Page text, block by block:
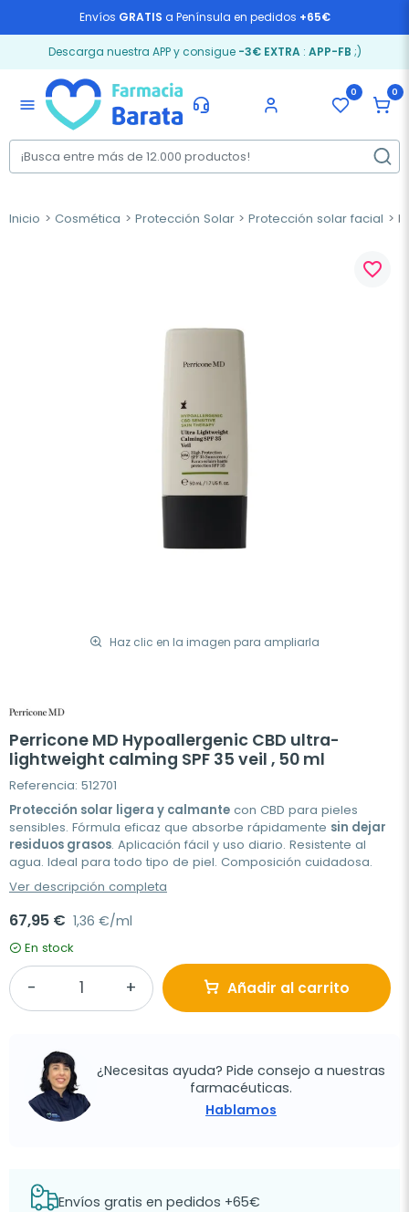
Envíos GRATIS a Península en pedidos +65€
Descarga nuestra APP y consigue -3€ EXTRA: APP-FB ;)
menu
0 0
Inicio Cosmética Protección Solar Protección solar facial
Haz clic en la imagen para ampliarla
favorite_border
Perricone MD Hypoallergenic CBD ultra-
lightweight calming SPF 35 veil , 50 ml
Referencia: 512701
Protección solar ligera y calmante con CBD para pieles
sensibles. Fórmula eficaz que absorbe rápidamente sin dejar
residuos grasos. Aplicación fácil y uso diario. Resistente al
agua. Ideal para todo tipo de piel. Composición cuidadosa.
Ver descripción completa
67,95 € 1,36 €/ml
En stock
Añadir al carrito
¿Necesitas ayuda? Pide consejo a nuestras
farmacéuticas.
Hablamos
Envíos gratis en pedidos +65€